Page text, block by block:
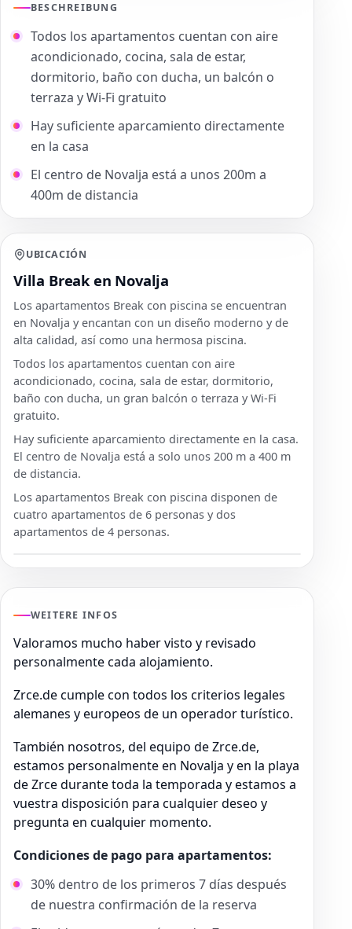
BESCHREIBUNG
Todos los apartamentos cuentan con aire
acondicionado, cocina, sala de estar,
dormitorio, baño con ducha, un balcón o
terraza y Wi-Fi gratuito
Hay suficiente aparcamiento directamente
en la casa
El centro de Novalja está a unos 200m a
400m de distancia
UBICACIÓN
Villa Break en Novalja
Los apartamentos Break con piscina se encuentran
en Novalja y encantan con un diseño moderno y de
alta calidad, así como una hermosa piscina.
Todos los apartamentos cuentan con aire
acondicionado, cocina, sala de estar, dormitorio,
baño con ducha, un gran balcón o terraza y Wi-Fi
gratuito.
Hay suficiente aparcamiento directamente en la casa.
El centro de Novalja está a solo unos 200 m a 400 m
de distancia.
Los apartamentos Break con piscina disponen de
cuatro apartamentos de 6 personas y dos
apartamentos de 4 personas.
WEITERE INFOS
Valoramos mucho haber visto y revisado
personalmente cada alojamiento.
Zrce.de cumple con todos los criterios legales
alemanes y europeos de un operador turístico.
También nosotros, del equipo de Zrce.de,
estamos personalmente en Novalja y en la playa
de Zrce durante toda la temporada y estamos a
vuestra disposición para cualquier deseo y
pregunta en cualquier momento.
Condiciones de pago para apartamentos:
30% dentro de los primeros 7 días después
de nuestra confirmación de la reserva